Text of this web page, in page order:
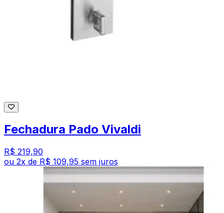
Fechadura Pado Vivaldi
R$ 219,90
ou 2x de R$ 109,95 sem juros